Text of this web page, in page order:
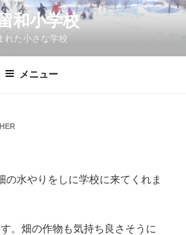
和小学校
れた小さな学校
メニュー
の水やりをしに学校に来てくれま
。畑の作物も気持ち良さそうに